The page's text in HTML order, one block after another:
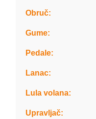
Obruč:
Gume:
Pedale:
Lanac:
Lula volana:
Upravljač: